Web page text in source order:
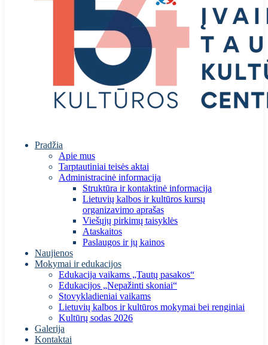
Pradžia
Apie mus
Tarptautiniai teisės aktai
Administracinė informacija
Struktūra ir kontaktinė informacija
Lietuvių kalbos ir kultūros kursų
organizavimo aprašas
Viešųjų pirkimų taisyklės
Ataskaitos
Paslaugos ir jų kainos
Naujienos
Mokymai ir edukacijos
Edukacija vaikams „Tautų pasakos“
Edukacijos „Nepažinti skoniai“
Stovykladieniai vaikams
Lietuvių kalbos ir kultūros mokymai bei renginiai
Kultūrų sodas 2026
Galerija
Kontaktai